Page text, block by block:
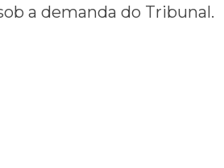
a demanda do Tribunal.